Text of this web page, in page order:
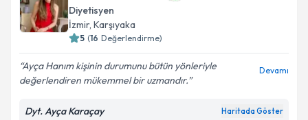
Diyetisyen
İzmir, Karşıyaka
5 (16 Değerlendirme)
Ayça Hanım kişinin durumunu bütün yönleriyle
değerlendiren mükemmel bir uzmandır.
Devamı
Dyt. Ayça Karaçay Haritada Göster